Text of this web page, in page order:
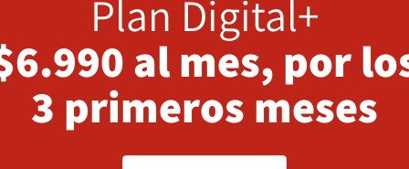
Plan Digital+
al mes, por
3 primeros meses